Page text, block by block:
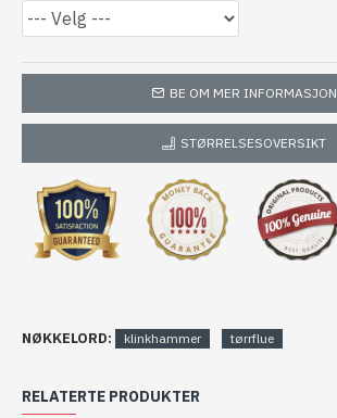
BE OM MER INFORMASJON
STØRRELSESOVERSIKT
NØKKELORD: klinkhammer tørrflue
RELATERTE PRODUKTER